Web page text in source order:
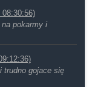
08:30:56)
pokarmy i
trudno gojace się